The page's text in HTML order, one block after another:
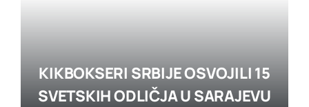
KIKBOKSERI SRBIJE OSVOJILI 15
SVETSKIH ODLIČJA U SARAJEVU